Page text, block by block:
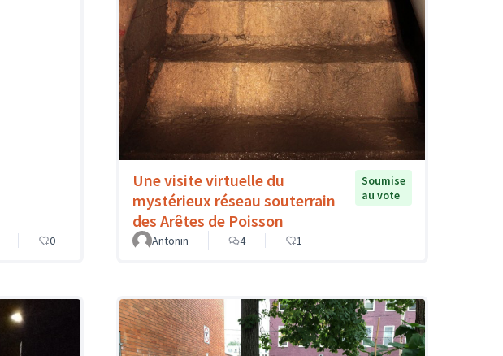
0
Une visite virtuelle du
mystérieux réseau souterrain
des Arêtes de Poisson
Soumise
au vote
Antonin 4 1